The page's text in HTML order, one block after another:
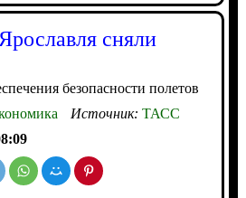
сняли
безопасности полетов
Источник: ТАСС